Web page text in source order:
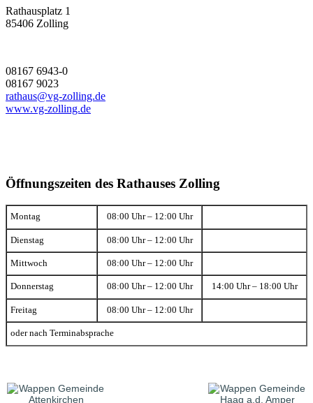
Rathausplatz 1
85406 Zolling
08167 6943-0
08167 9023
rathaus@vg-zolling.de
www.vg-zolling.de
Öffnungszeiten des Rathauses Zolling
Montag 08:00 Uhr – 12:00 Uhr
Dienstag 08:00 Uhr – 12:00 Uhr
Mittwoch 08:00 Uhr – 12:00 Uhr
Donnerstag 08:00 Uhr – 12:00 Uhr 14:00 Uhr – 18:00 Uhr
Freitag 08:00 Uhr – 12:00 Uhr
oder nach Terminabsprache